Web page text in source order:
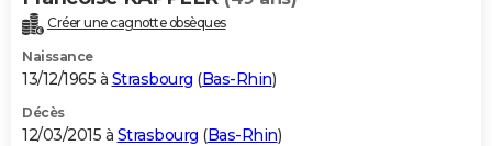
Créer une cagnotte obsèques
Naissance
13/12/1965 à Strasbourg (Bas-Rhin)
Décès
12/03/2015 à Strasbourg (Bas-Rhin)